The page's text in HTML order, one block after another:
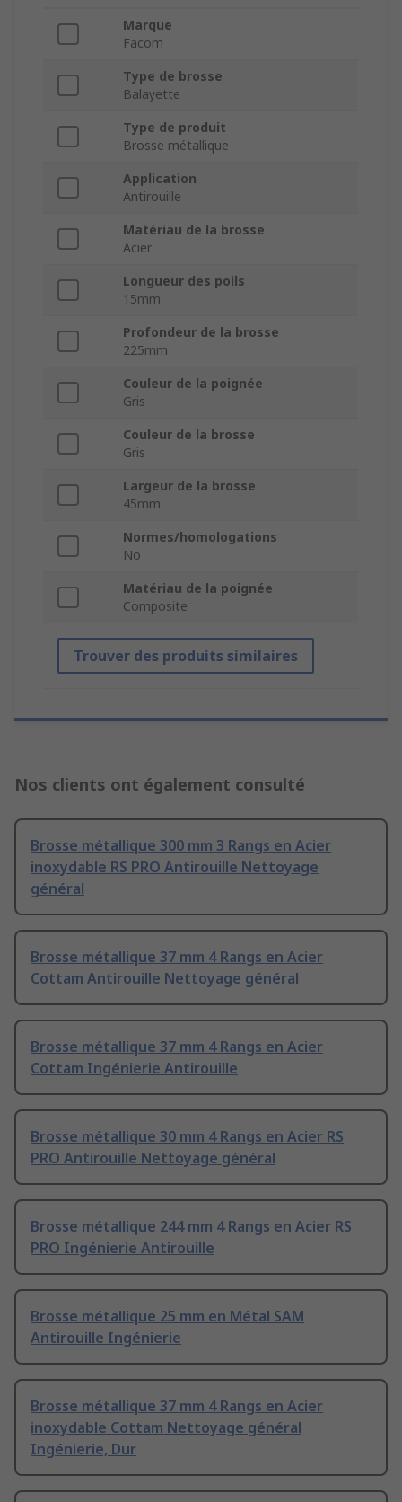
Marque
Facom
Type de brosse
Balayette
Type de produit
Brosse métallique
Application
Antirouille
Matériau de la brosse
Acier
Longueur des poils
15mm
Profondeur de la brosse
225mm
Couleur de la poignée
Gris
Couleur de la brosse
Gris
Largeur de la brosse
45mm
Normes/homologations
No
Matériau de la poignée
Composite
Trouver des produits similaires
Nos clients ont également consulté
Brosse métallique 300 mm 3 Rangs en Acier
inoxydable RS PRO Antirouille Nettoyage
général
Brosse métallique 37 mm 4 Rangs en Acier
Cottam Antirouille Nettoyage général
Brosse métallique 37 mm 4 Rangs en Acier
Cottam Ingénierie Antirouille
Brosse métallique 30 mm 4 Rangs en Acier RS
PRO Antirouille Nettoyage général
Brosse métallique 244 mm 4 Rangs en Acier RS
PRO Ingénierie Antirouille
Brosse métallique 25 mm en Métal SAM
Antirouille Ingénierie
Brosse métallique 37 mm 4 Rangs en Acier
inoxydable Cottam Nettoyage général
Ingénierie, Dur